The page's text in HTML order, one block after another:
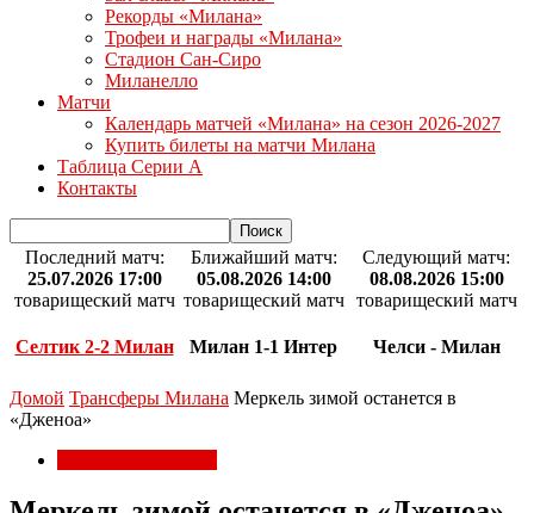
Рекорды «Милана»
Трофеи и награды «Милана»
Стадион Сан-Сиро
Миланелло
Матчи
Календарь матчей «Милана» на сезон 2026-2027
Купить билеты на матчи Милана
Таблица Серии А
Контакты
Последний матч:
25.07.2026 17:00
товарищеский матч
Селтик 2-2 Милан
Ближайший матч:
05.08.2026 14:00
товарищеский матч
Милан 1-1 Интер
Следующий матч:
08.08.2026 15:00
товарищеский матч
Челси - Милан
Домой Трансферы Милана Меркель зимой останется в
«Дженоа»